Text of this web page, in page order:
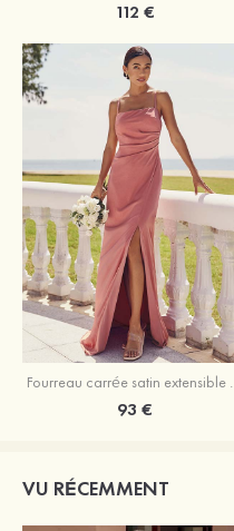
112 €
93 €
VU RÉCEMMENT